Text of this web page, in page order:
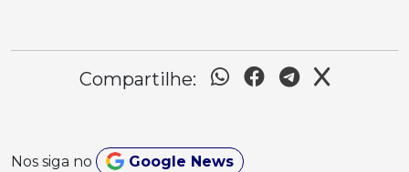
Compartilhe:
Nos siga no Google News